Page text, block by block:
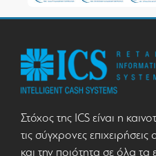
Στόχος της ICS είναι η
τις σύγχρονες
και την ποιότητα σε όλα τα